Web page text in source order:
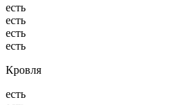
есть
есть
есть
есть
Кровля
есть